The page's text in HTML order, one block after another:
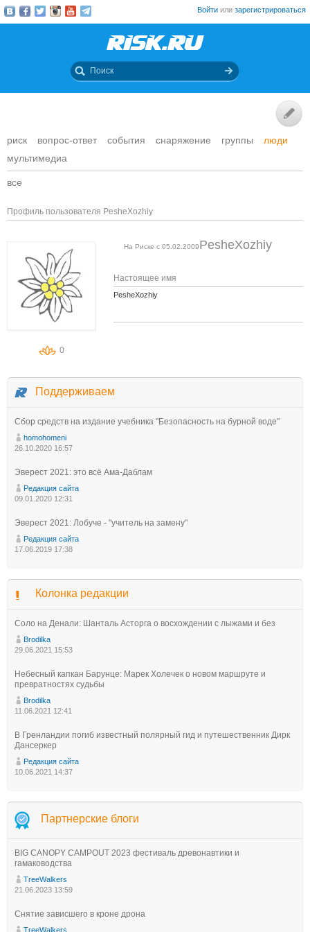
Войти или зарегистрироваться
риск вопрос-ответ события снаряжение группы
люди
мультимедиа
все
Профиль пользователя PesheXozhiy
0
PesheXozhiy
На Риске с 05.02.2009
Настоящее имя
PesheXozhiy
Поддерживаем
Сбор средств на издание учебника "Безопасность на бурной воде"
homohomeni
26.10.2020 16:57
Эверест 2021: это всё Ама-Даблам
Редакция сайта
09.01.2020 12:31
Эверест 2021: Лобуче - "учитель на замену"
Редакция сайта
17.06.2019 17:38
Колонка редакции
Соло на Денали: Шанталь Асторга о восхождении с лыжами и без
Brodilka
29.06.2021 15:53
Небесный капкан Барунце: Марек Холечек о новом маршруте и
превратностях судьбы
Brodilka
11.06.2021 12:41
В Гренландии погиб известный полярный гид и путешественник Дирк
Дансеркер
Редакция сайта
10.06.2021 14:37
Партнерские блоги
BIG CANOPY CAMPOUT 2023 фестиваль древонавтики и
гамаководства
TreeWalkers
21.06.2023 13:59
Снятие зависшего в кроне дрона
TreeWalkers